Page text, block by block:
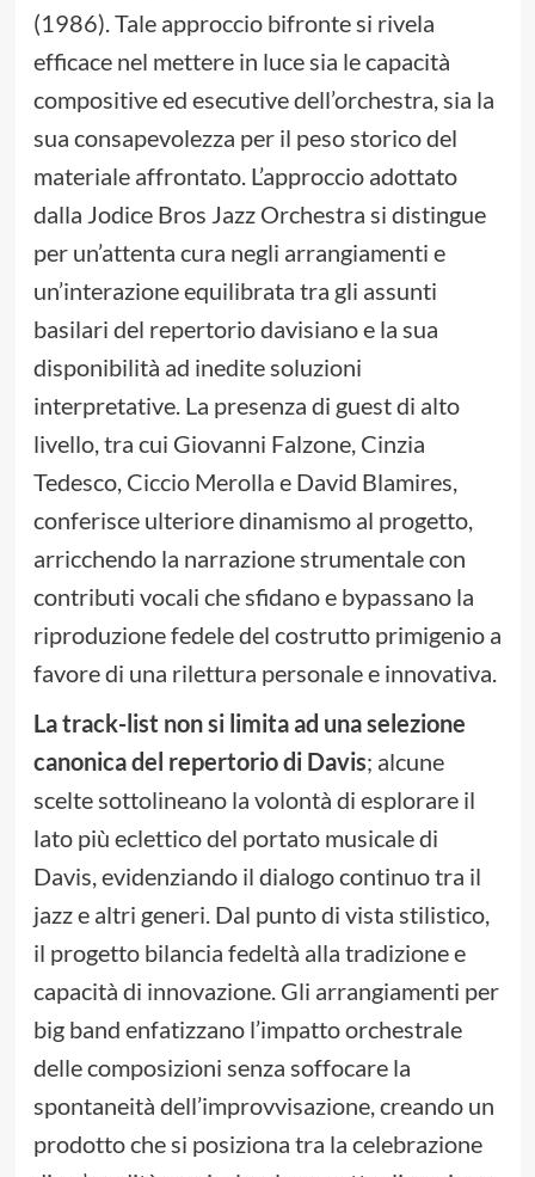
(1986). Tale approccio bifronte si rivela
efficace nel mettere in luce sia le capacità
compositive ed esecutive dell’orchestra, sia la
sua consapevolezza per il peso storico del
materiale affrontato. L’approccio adottato
dalla Jodice Bros Jazz Orchestra si distingue
per un’attenta cura negli arrangiamenti e
un’interazione equilibrata tra gli assunti
basilari del repertorio davisiano e la sua
disponibilità ad inedite soluzioni
interpretative. La presenza di guest di alto
livello, tra cui Giovanni Falzone, Cinzia
Tedesco, Ciccio Merolla e David Blamires,
conferisce ulteriore dinamismo al progetto,
arricchendo la narrazione strumentale con
contributi vocali che sfidano e bypassano la
riproduzione fedele del costrutto primigenio a
favore di una rilettura personale e innovativa.
La track-list non si limita ad una selezione
canonica del repertorio di Davis; alcune
scelte sottolineano la volontà di esplorare il
lato più eclettico del portato musicale di
Davis, evidenziando il dialogo continuo tra il
jazz e altri generi. Dal punto di vista stilistico,
il progetto bilancia fedeltà alla tradizione e
capacità di innovazione. Gli arrangiamenti per
big band enfatizzano l’impatto orchestrale
delle composizioni senza soffocare la
spontaneità dell’improvvisazione, creando un
prodotto che si posiziona tra la celebrazione